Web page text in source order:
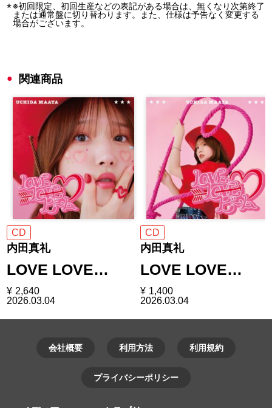
※初回限定、初回生産などの表記がある場合は、無くなり次第終了
または通常盤に切り替わります。また、仕様は予告なく変更する
場合がございます。
関連商品
CD
内田真礼
LOVE LOVE…
¥ 2,640
2026.03.04
CD
内田真礼
LOVE LOVE…
¥ 1,400
2026.03.04
会社概要 利用方法 利用規約
プライバシーポリシー